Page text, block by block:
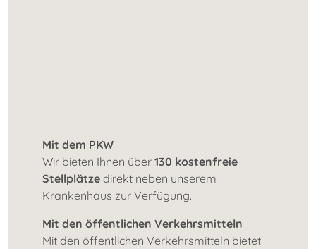
Mit dem PKW
Wir bieten Ihnen über 130 kostenfreie
Stellplätze direkt neben unserem
Krankenhaus zur Verfügung.
Mit den öffentlichen Verkehrsmitteln
Mit den öffentlichen Verkehrsmitteln bietet